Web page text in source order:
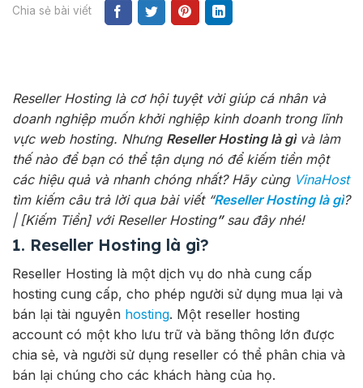
Chia sẻ bài viết
Reseller Hosting là cơ hội tuyệt vời giúp cá nhân và
doanh nghiệp muốn khởi nghiệp kinh doanh trong lĩnh
vực web hosting. Nhưng Reseller Hosting là gìvà làm
thế nào để bạn có thể tận dụng nó để kiếm tiền một
các hiệu quả và nhanh chóng nhất? Hãy cùng VinaHost
tìm kiếm câu trả lời qua bài viết “Reseller Hosting là gì?
| [Kiếm Tiền] với Reseller Hosting”sau đây nhé!
1. Reseller Hosting là gì?
Reseller Hosting là một dịch vụ do nhà cung cấp
hosting cung cấp, cho phép người sử dụng mua lại và
bán lại tài nguyên hosting. Một reseller hosting
account có một kho lưu trữ và băng thông lớn được
chia sẻ, và người sử dụng reseller có thể phân chia và
bán lại chúng cho các khách hàng của họ.